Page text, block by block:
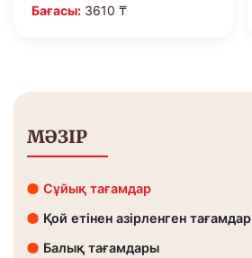
Бағасы: 3010 ₸
МӘЗІР
Сұйық тағамдар
Қой етінен азірленген тағамдар
Балық тағамдары